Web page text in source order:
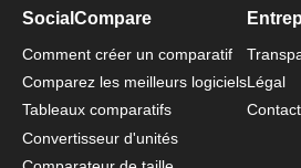
SocialCompare
Comment créer un comparatif
Comparez les meilleurs logiciels
Tableaux comparatifs
Convertisseur d'unités
Légal
Contact